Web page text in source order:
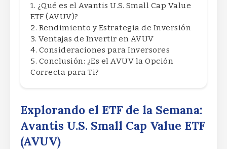
¿Qué es el Avantis U.S. Small Cap Value
ETF (AVUV)?
Rendimiento y Estrategia de Inversión
Ventajas de Invertir en AVUV
Consideraciones para Inversores
Conclusión: ¿Es el AVUV la Opción
Correcta para Ti?
Explorando el ETF de la Semana:
Avantis U.S. Small Cap Value ETF
(AVUV)